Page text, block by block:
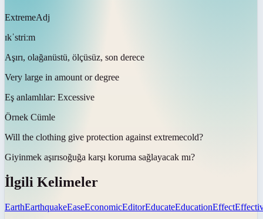
ExtremeAdj
ɪkˈstriːm
Aşırı, olağanüstü, ölçüsüz, son derece
Very large in amount or degree
Eş anlamlılar: Excessive
Örnek Cümle
Will the clothing give protection against extremecold?
Giyinmek aşırısoğuğa karşı koruma sağlayacak mı?
İlgili Kelimeler
EarthEarthquakeEaseEconomicEditorEducateEducationEffect